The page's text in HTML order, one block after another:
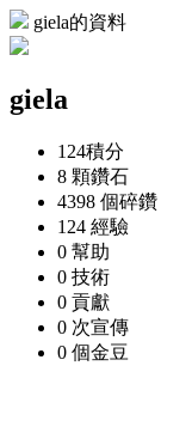
giela的資料
giela
124積分
8 顆鑽石
4398 個碎鑽
124 經驗
0 幫助
0 技術
0 貢獻
0 次宣傳
0 個金豆